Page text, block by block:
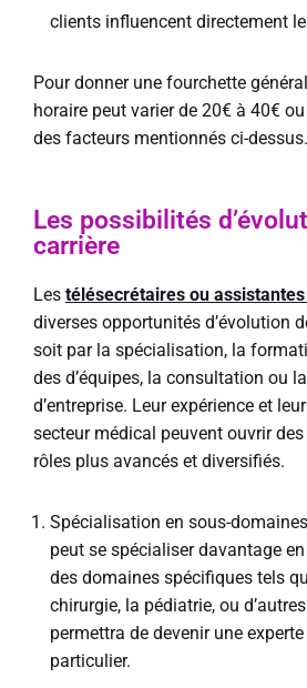
clients influencent directement
Pour donner une fourchette
horaire peut varier de 20€ à 40€
des facteurs mentionnés ci-dessus.
Les possibilités
carrière
Les télésecrétaires ou
diverses opportunités d’évolution
soit par la spécialisation, la
des d’équipes, la consultation ou
d’entreprise. Leur expérience et
secteur médical peuvent ouvrir
rôles plus avancés et diversifiés.
Spécialisation en sous-
peut se spécialiser davantage
des domaines spécifiques tels
chirurgie, la pédiatrie, ou
permettra de devenir une
particulier.